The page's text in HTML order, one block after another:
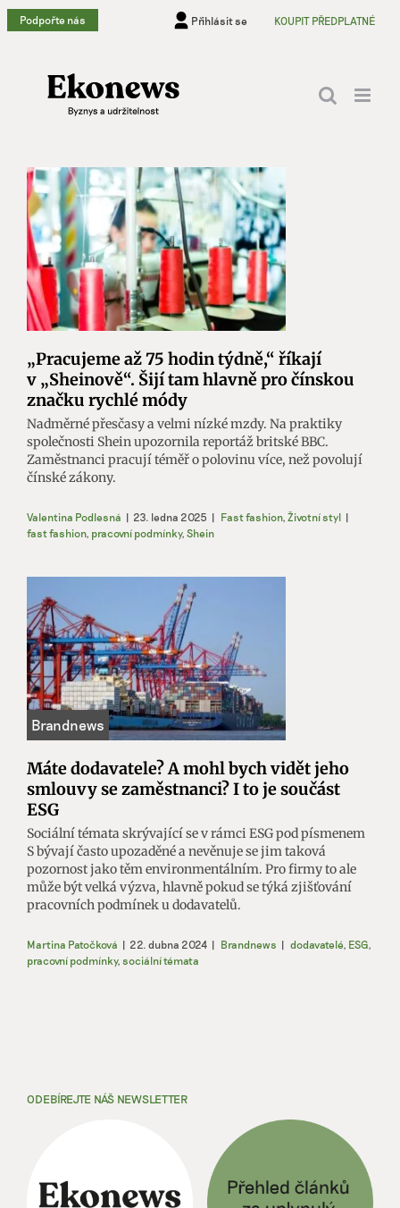
Přeskočit
na
Podpořte nás Přihlásit se KOUPIT PŘEDPLATNÉ
„Pracujeme až 75 hodin týdně,“ říkají
v „Sheinově“. Šijí tam hlavně pro čínskou
značku rychlé módy
Nadměrné přesčasy a velmi nízké mzdy. Na praktiky
společnosti Shein upozornila reportáž britské BBC.
Zaměstnanci pracují téměř o polovinu více, než povolují
čínské zákony.
Valentina Podlesná | 23. ledna 2025 | Fast fashion, Životní styl |
fast fashion, pracovní podmínky, Shein
Máte dodavatele? A mohl bych vidět jeho
smlouvy se zaměstnanci? I to je součást
ESG
Sociální témata skrývající se v rámci ESG pod písmenem
S bývají často upozaděné a nevěnuje se jim taková
pozornost jako těm environmentálním. Pro firmy to ale
může být velká výzva, hlavně pokud se týká zjišťování
pracovních podmínek u dodavatelů.
Martina Patočková | 22. dubna 2024 | Brandnews | dodavatelé, ESG,
pracovní podmínky, sociální témata
ODEBÍREJTE NÁŠ NEWSLETTER